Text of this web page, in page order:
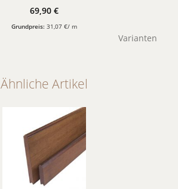
69,90 €
Grundpreis: 31,07 €/ m
Varianten
Ähnliche Artikel